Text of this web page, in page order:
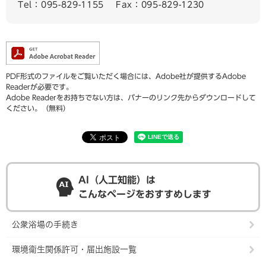
Tel：095-829-1155
Fax：095-829-1230
PDF形式のファイルをご覧いただく場合には、Adobe社が提供するAdobe
Readerが必要です。
Adobe Readerをお持ちでない方は、バナーのリンク先からダウンロードして
ください。（無料）
AI（人工知能）は
こんなページをおすすめします
公衆浴場の手続き
環境衛生関係許可・届出施設一覧